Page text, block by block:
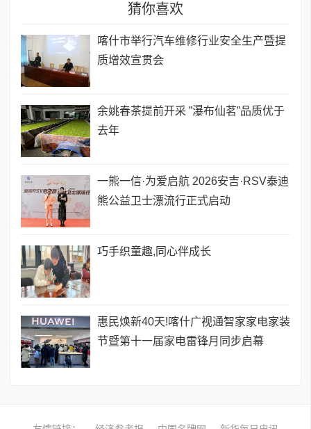
猜你喜欢
喀什市举行汽车维修行业安全生产暨提
质增效宣贯会
余姚春茶提前开采 ”瀑布仙茗”品质优于
去年
一熊一信·为爱启航 2026安吉·RSV泰迪
熊公益卫士漂流行正式启动
巧手织童趣,同心伴成长
惠民焕新40天!喀什广视通智家家电家装
节暨第十一届家电雷锋月同步启幕